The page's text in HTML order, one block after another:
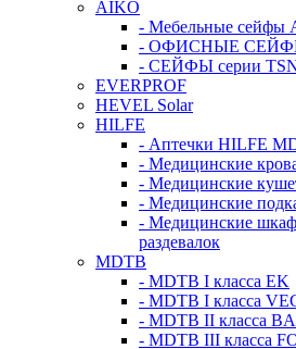
AIKO
- Мебельные сейфы
- ОФИСНЫЕ СЕЙФЫ
- СЕЙФЫ серии
EVERPROF
HEVEL Solar
HILFE
- Аптечки HILFE
- Медицинские
- Медицинские
- Медицинские
- Медицинские
раздевалок
MDTB
- MDTB I класса EK
- MDTB I класса
- MDTB II класса
- MDTB III класса